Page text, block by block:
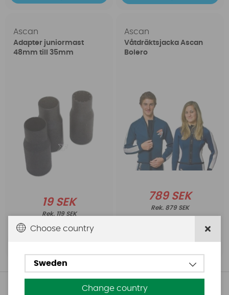
Ascan
Adapter juniormast
48mm till 35mm
19 SEK
119 SEK
Ascan
Våtdräktsjacka Ascan
Bolero
789 SEK
879 SEK
Andra köpte även
Choose country
Sweden
Change country